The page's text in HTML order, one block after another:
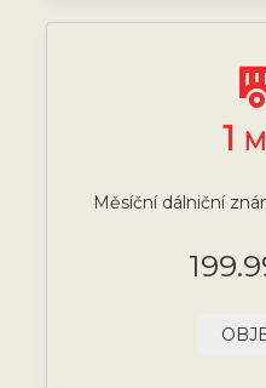
1
Měsíční dálniční